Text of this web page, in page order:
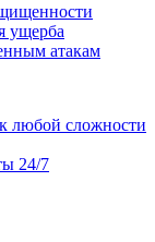
ущерба
атакам
любой сложности
24/7